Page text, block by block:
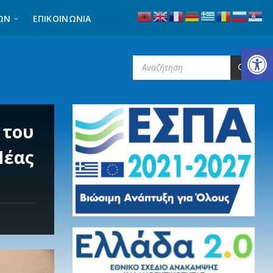
Ανοίξτε τη γραμμή εργαλείων
ΕΠΙΚΟΙΝΩΝΊΑ